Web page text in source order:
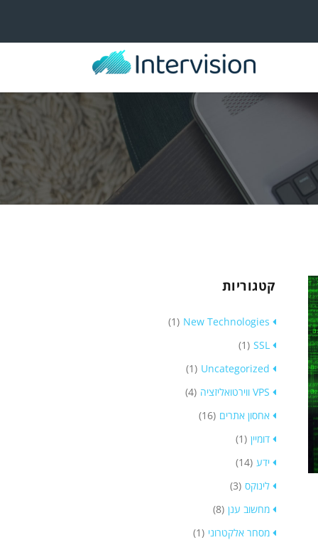
קטגוריות
New Technologies
(1)
SSL
(1)
Uncategorized
(1)
VPS ווירטואליזציה
(4)
אחסון אתרים (16)
דומיין (1)
ידע (14)
לינוקס (3)
מחשוב ענן (8)
מסחר אלקטרוני (1)